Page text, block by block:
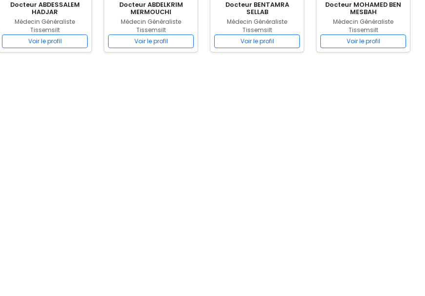
Docteur ABDESSALEM
HADJAR
Médecin Généraliste
Tissemsilt
Voir le profil
Docteur ABDELKRIM
MERMOUCHI
Médecin Généraliste
Tissemsilt
Voir le profil
Docteur BENTAMRA
SELLAB
Médecin Généraliste
Tissemsilt
Voir le profil
Docteur MOHAMED BEN
MESBAH
Médecin Généraliste
Tissemsilt
Voir le profil